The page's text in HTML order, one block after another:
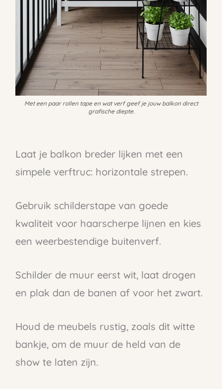
Met een paar rollen tape en wat verf geef je jouw balkon direct
grafische diepte.
Laat je balkon breder lijken met een
simpele verftruc: horizontale strepen.
Gebruik schilderstape van goede
kwaliteit voor haarscherpe lijnen en kies
een weerbestendige buitenverf.
Schilder de muur eerst wit, laat drogen
en plak dan de banen af voor het zwart.
Houd de meubels rustig, zoals dit witte
bankje, om de muur de held van de
show te laten zijn.